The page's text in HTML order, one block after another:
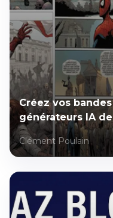
Créez vos
générateurs IA
Clément Poulain